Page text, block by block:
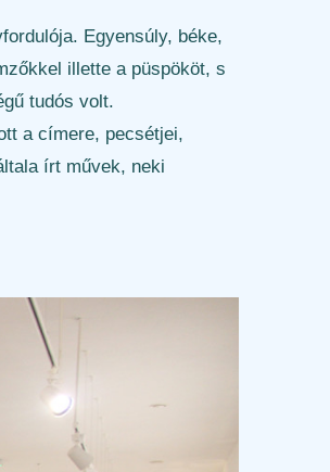
Egyensúly, béke,
illette a püspököt, s
tudós volt.
a címere, pecsétjei,
írt művek, neki